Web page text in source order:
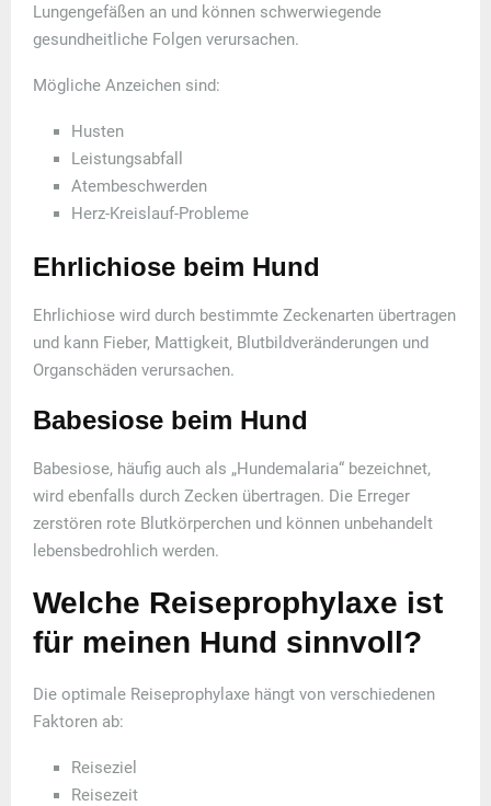
Lungengefäßen an und können schwerwiegende
gesundheitliche Folgen verursachen.
Mögliche Anzeichen sind:
Husten
Leistungsabfall
Atembeschwerden
Herz-Kreislauf-Probleme
Ehrlichiose beim Hund
Ehrlichiose wird durch bestimmte Zeckenarten übertragen
und kann Fieber, Mattigkeit, Blutbildveränderungen und
Organschäden verursachen.
Babesiose beim Hund
Babesiose, häufig auch als „Hundemalaria“ bezeichnet,
wird ebenfalls durch Zecken übertragen. Die Erreger
zerstören rote Blutkörperchen und können unbehandelt
lebensbedrohlich werden.
Welche Reiseprophylaxe ist
für meinen Hund sinnvoll?
Die optimale Reiseprophylaxe hängt von verschiedenen
Faktoren ab:
Reiseziel
Reisezeit